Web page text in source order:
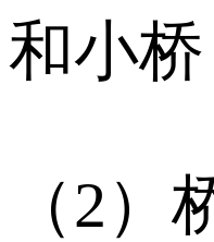
和小桥
（2）